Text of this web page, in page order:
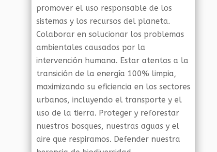
promover el uso responsable de los
sistemas y los recursos del planeta.
Colaborar en solucionar los problemas
ambientales causados por la
intervención humana. Estar atentos a la
transición de la energía 100% limpia,
maximizando su eficiencia en los sectores
urbanos, incluyendo el transporte y el
uso de la tierra. Proteger y reforestar
nuestros bosques, nuestras aguas y el
aire que respiramos. Defender nuestra